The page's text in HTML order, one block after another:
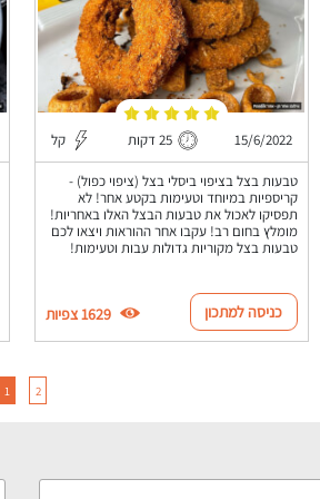
15/6/2022 25 דקות קל
טבעות בצל בציפוי ביסלי בצל (ציפוי כפול) -
קריספיות במיוחד וטעימות בקטע אחר! לא
תפסיקו לאכול את טבעות הבצל האלו באחריות!
מומלץ בחום רב! עקבו אחר ההוראות ויצאו לכם
טבעות בצל מקוריות גדולות עבות וטעימות!
כניסה למתכון 1629 צפיות
1 2